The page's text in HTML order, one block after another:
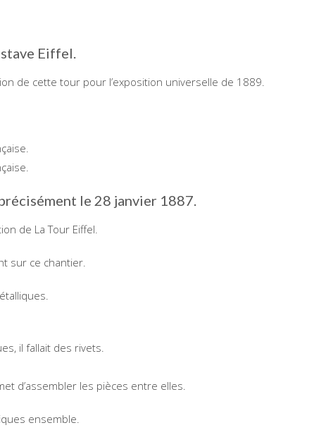
Eiffel.
de cette tour pour l’exposition universelle de 1889.
le 28 janvier 1887.
de La Tour Eiffel.
sur ce chantier.
il fallait des rivets.
d’assembler les pièces entre elles.
ensemble.